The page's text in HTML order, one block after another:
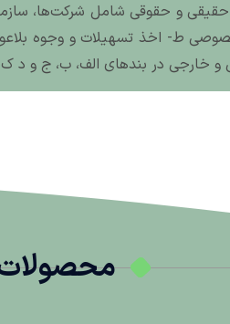
و حقوقی شامل شرکت‌ها،
ط- اخذ تسهیلات و وجوه
خارجی در بندهای الف، ب، ج و د